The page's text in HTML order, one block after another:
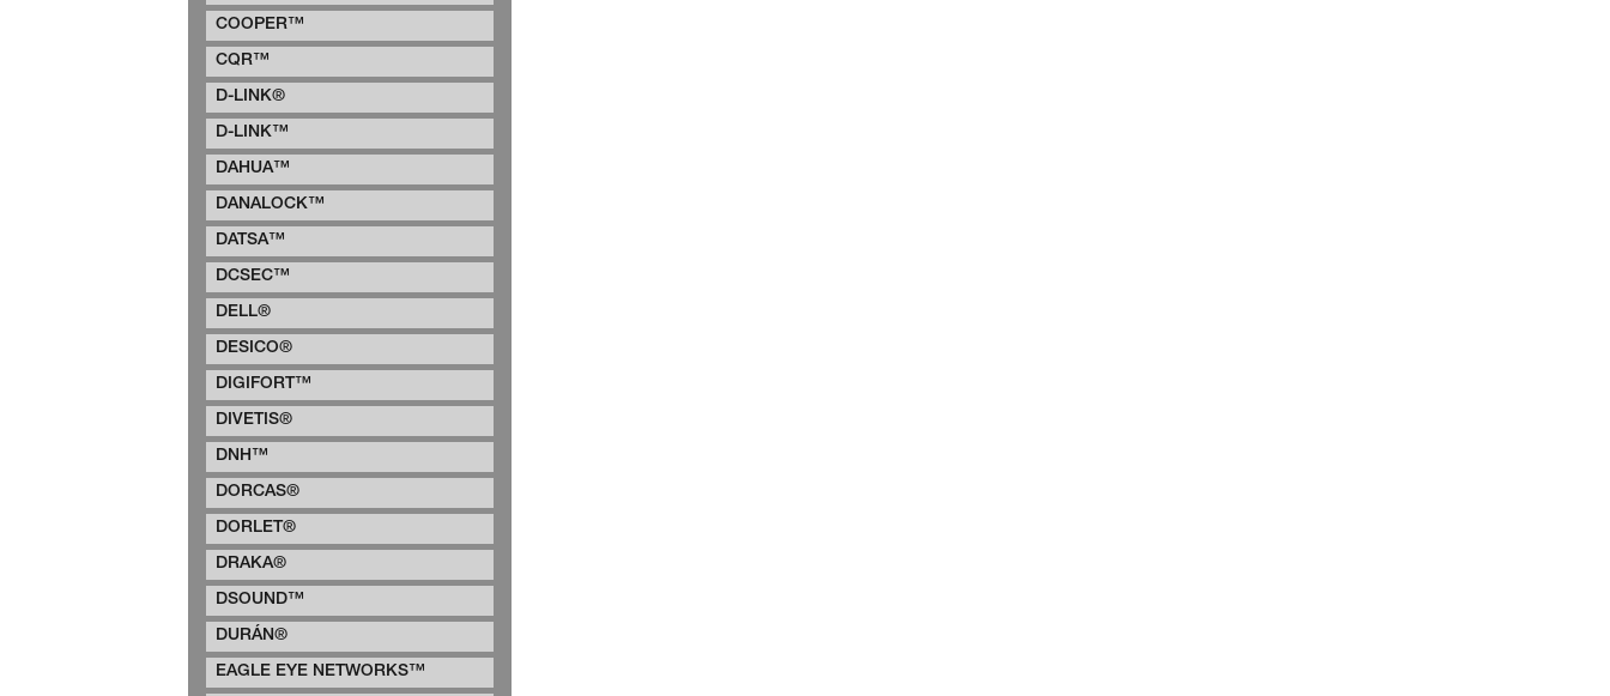
COOPER™
CQR™
D-LINK®
D-LINK™
DAHUA™
DANALOCK™
DATSA™
DCSEC™
DELL®
DESICO®
DIGIFORT™
DIVETIS®
DNH™
DORCAS®
DORLET®
DRAKA®
DSOUND™
DURÁN®
EAGLE EYE NETWORKS™